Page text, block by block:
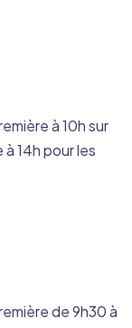
à 10h sur
14h pour les
de 9h30 à